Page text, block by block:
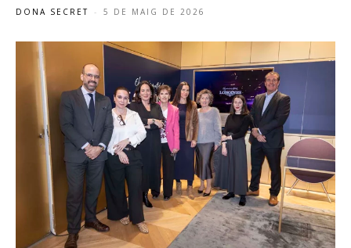
DONA SECRET - 5 DE MAIG DE 2026